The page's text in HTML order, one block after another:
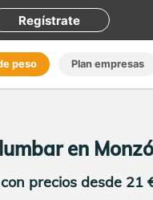
Regístrate
peso Plan empresas
en
precios desde 21